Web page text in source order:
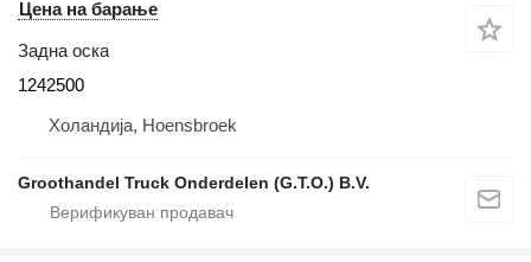
Цена на барање
Задна оска
1242500
Холандија, Hoensbroek
Groothandel Truck Onderdelen (G.T.O.) B.V.